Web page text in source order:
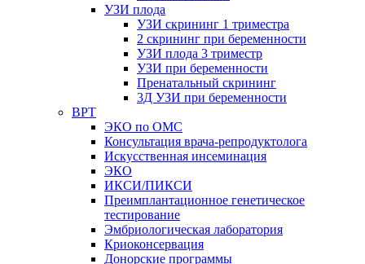
УЗИ плода
УЗИ скрининг 1 триместра
2 скрининг при беременности
УЗИ плода 3 триместр
УЗИ при беременности
Пренатальный скрининг
3Д УЗИ при беременности
ВРТ
ЭКО по ОМС
Консультация врача-репродуктолога
Искусственная инсеминация
ЭКО
ИКСИ/ПИКСИ
Преимплантационное генетическое
тестирование
Эмбриологическая лаборатория
Криоконсервация
Донорские программы